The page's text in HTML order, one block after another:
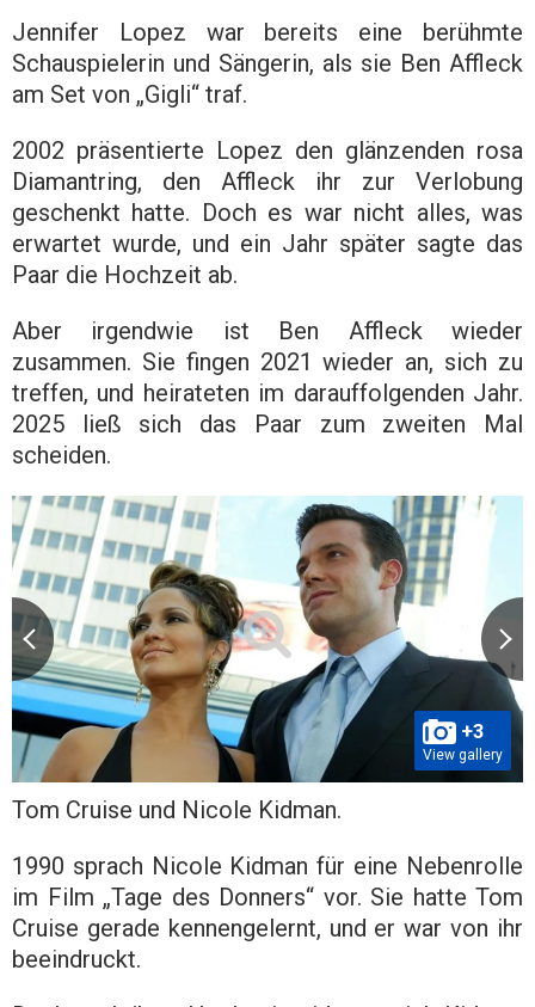
Jennifer Lopez war bereits eine berühmte
Schauspielerin und Sängerin, als sie Ben Affleck
am Set von „Gigli“ traf.
2002 präsentierte Lopez den glänzenden rosa
Diamantring, den Affleck ihr zur Verlobung
geschenkt hatte. Doch es war nicht alles, was
erwartet wurde, und ein Jahr später sagte das
Paar die Hochzeit ab.
Aber irgendwie ist Ben Affleck wieder
zusammen. Sie fingen 2021 wieder an, sich zu
treffen, und heirateten im darauffolgenden Jahr.
2025 ließ sich das Paar zum zweiten Mal
scheiden.
+3
View gallery
Tom Cruise und Nicole Kidman.
1990 sprach Nicole Kidman für eine Nebenrolle
im Film „Tage des Donners“ vor. Sie hatte Tom
Cruise gerade kennengelernt, und er war von ihr
beeindruckt.